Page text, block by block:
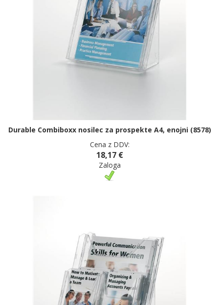
Durable Combiboxx nosilec za prospekte A4, enojni (8578)
Cena z DDV:
18,17 €
Zaloga